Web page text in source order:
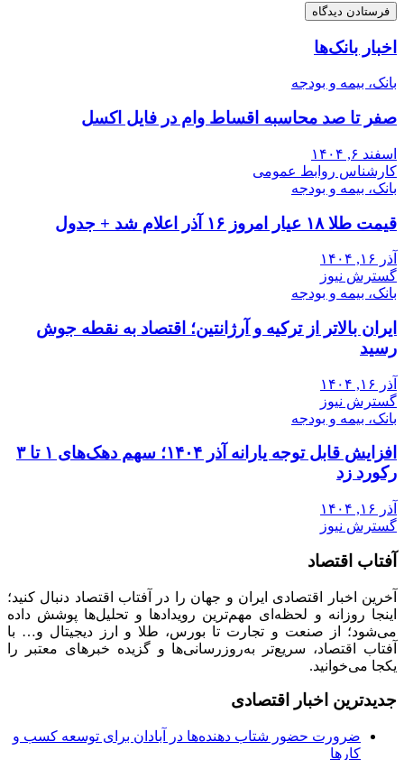
اخبار بانک‌ها
بانک، بیمه و بودجه
صفر تا صد محاسبه اقساط وام در فایل اکسل
اسفند ۶, ۱۴۰۴
کارشناس روابط عمومی
بانک، بیمه و بودجه
قیمت طلا ۱۸ عیار امروز ۱۶ آذر اعلام شد + جدول
آذر ۱۶, ۱۴۰۴
گسترش نیوز
بانک، بیمه و بودجه
ایران بالاتر از ترکیه و آرژانتین؛ اقتصاد به نقطه جوش
رسید
آذر ۱۶, ۱۴۰۴
گسترش نیوز
بانک، بیمه و بودجه
افزایش قابل توجه یارانه آذر ۱۴۰۴؛ سهم دهک‌های ۱ تا ۳
رکورد زد
آذر ۱۶, ۱۴۰۴
گسترش نیوز
آفتاب اقتصاد
آخرین اخبار اقتصادی ایران و جهان را در آفتاب اقتصاد دنبال کنید؛
اینجا روزانه و لحظه‌ای مهم‌ترین رویدادها و تحلیل‌ها پوشش داده
می‌شود؛ از صنعت و تجارت تا بورس، طلا و ارز دیجیتال و… با
آفتاب اقتصاد، سریع‌تر به‌روزرسانی‌ها و گزیده خبرهای معتبر را
یکجا می‌خوانید.
جدیدترین اخبار اقتصادی
ضرورت حضور شتاب ‌دهنده‌ها در آبادان برای توسعه کسب‌ و
کارها